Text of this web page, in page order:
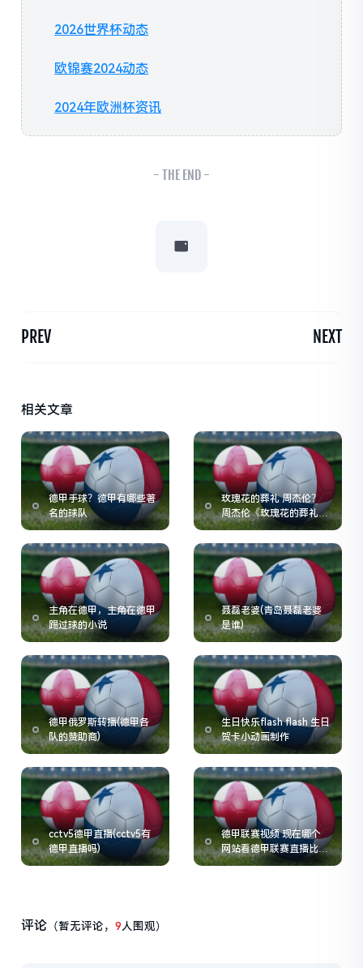
2026世界杯动态
欧锦赛2024动态
2024年欧洲杯资讯
- THE END -
PREV NEXT
相关文章
德甲手球？德甲有哪些著
名的球队
玫瑰花的葬礼 周杰伦？
周杰伦《玫瑰花的葬礼》
歌词
主角在德甲，主角在德甲
踢过球的小说
聂磊老婆(青岛聂磊老婆
是谁)
德甲俄罗斯转播(德甲各
队的赞助商)
生日快乐flash flash 生日
贺卡小动画制作
cctv5德甲直播(cctv5有
德甲直播吗)
德甲联赛视频 现在哪个
网站看德甲联赛直播比较
方便
评论 （暂无评论，9人围观）